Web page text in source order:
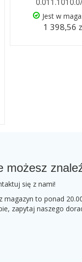
Jest w
1 398,56
możesz
się z nami!
magazyn to ponad
zapytaj naszego